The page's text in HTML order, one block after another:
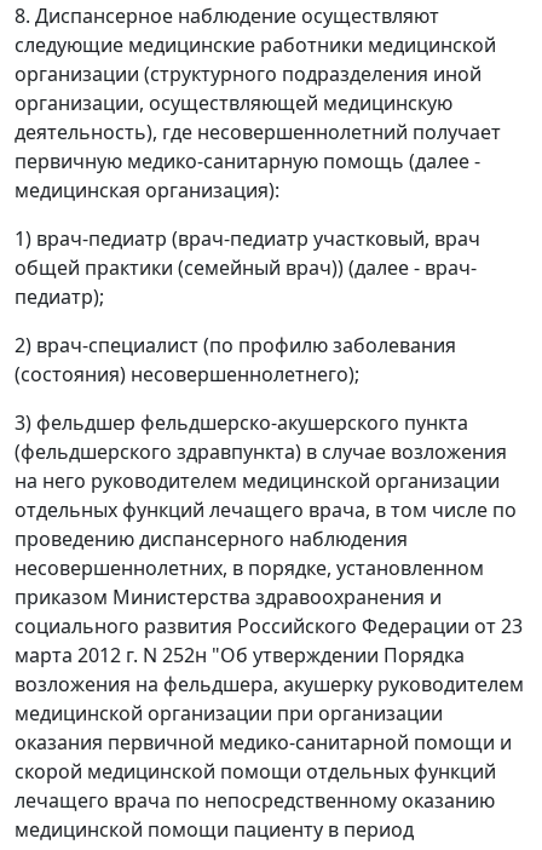
8. Диспансерное наблюдение осуществляют
следующие медицинские работники медицинской
организации (структурного подразделения иной
организации, осуществляющей медицинскую
деятельность), где несовершеннолетний получает
первичную медико-санитарную помощь (далее -
медицинская организация):
1) врач-педиатр (врач-педиатр участковый, врач
общей практики (семейный врач)) (далее - врач-
педиатр);
2) врач-специалист (по профилю заболевания
(состояния) несовершеннолетнего);
3) фельдшер фельдшерско-акушерского пункта
(фельдшерского здравпункта) в случае возложения
на него руководителем медицинской организации
отдельных функций лечащего врача, в том числе по
проведению диспансерного наблюдения
несовершеннолетних, в порядке, установленном
приказом Министерства здравоохранения и
социального развития Российского Федерации от 23
марта 2012 г. N 252н "Об утверждении Порядка
возложения на фельдшера, акушерку руководителем
медицинской организации при организации
оказания первичной медико-санитарной помощи и
скорой медицинской помощи отдельных функций
лечащего врача по непосредственному оказанию
медицинской помощи пациенту в период